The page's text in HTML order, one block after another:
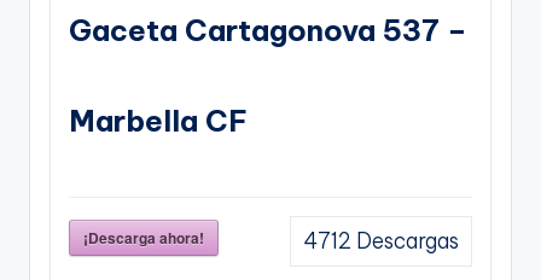
Gaceta Cartagonova 537 –
Marbella CF
¡Descarga ahora! 4712 Descargas